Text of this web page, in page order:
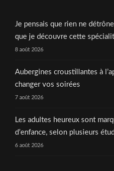
Je pensais que rien ne
que je découvre cette
8 août 2026
Aubergines croustillantes à
changer vos soirées
7 août 2026
Les adultes heureux sont
d’enfance, selon plusieurs
6 août 2026